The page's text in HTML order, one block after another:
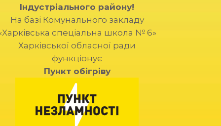
Індустріального району!
На базі Комунального закладу
спеціальна школа № 6»
Харківської обласної ради
функціонує
Пункт обігріву